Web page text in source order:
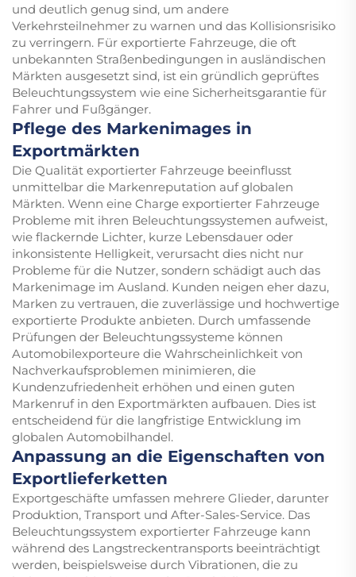
und deutlich genug sind, um andere
Verkehrsteilnehmer zu warnen und das Kollisionsrisiko
zu verringern. Für exportierte Fahrzeuge, die oft
unbekannten Straßenbedingungen in ausländischen
Märkten ausgesetzt sind, ist ein gründlich geprüftes
Beleuchtungssystem wie eine Sicherheitsgarantie für
Fahrer und Fußgänger.
Pflege des Markenimages in
Exportmärkten
Die Qualität exportierter Fahrzeuge beeinflusst
unmittelbar die Markenreputation auf globalen
Märkten. Wenn eine Charge exportierter Fahrzeuge
Probleme mit ihren Beleuchtungssystemen aufweist,
wie flackernde Lichter, kurze Lebensdauer oder
inkonsistente Helligkeit, verursacht dies nicht nur
Probleme für die Nutzer, sondern schädigt auch das
Markenimage im Ausland. Kunden neigen eher dazu,
Marken zu vertrauen, die zuverlässige und hochwertige
exportierte Produkte anbieten. Durch umfassende
Prüfungen der Beleuchtungssysteme können
Automobilexporteure die Wahrscheinlichkeit von
Nachverkaufsproblemen minimieren, die
Kundenzufriedenheit erhöhen und einen guten
Markenruf in den Exportmärkten aufbauen. Dies ist
entscheidend für die langfristige Entwicklung im
globalen Automobilhandel.
Anpassung an die Eigenschaften von
Exportlieferketten
Exportgeschäfte umfassen mehrere Glieder, darunter
Produktion, Transport und After-Sales-Service. Das
Beleuchtungssystem exportierter Fahrzeuge kann
während des Langstreckentransports beeinträchtigt
werden, beispielsweise durch Vibrationen, die zu